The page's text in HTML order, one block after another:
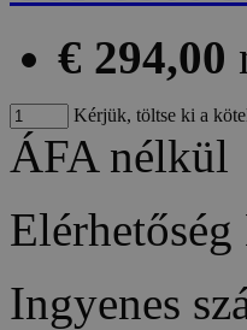
€ 294,00
Kérjük, töltse ki a
ÁFA nélkül
Elérhetőség
Ingyenes